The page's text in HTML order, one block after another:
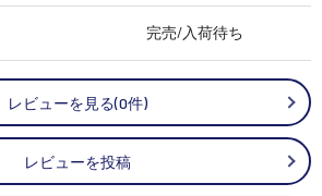
完売/入荷待ち
レビューを見る(0件)
レビューを投稿